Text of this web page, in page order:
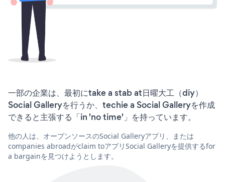
一部の企業は、最初にtake a stab at日曜大工（diy）
Social Galleryを行うか、techie a Social Galleryを作成
できると主張する「in 'no time'」を持っています。
他の人は、オープンソースのSocial Galleryアプリ、または
companies abroadがclaim toアプリSocial Galleryを提供するfor
a bargainを見つけようとします。